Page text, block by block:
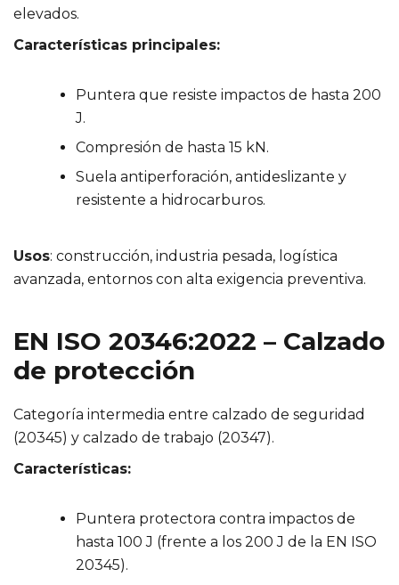
elevados.
Características principales:
Puntera que resiste impactos de hasta 200
J.
Compresión de hasta 15 kN.
Suela antiperforación, antideslizante y
resistente a hidrocarburos.
Usos: construcción, industria pesada, logística
avanzada, entornos con alta exigencia preventiva.
EN ISO 20346:2022 – Calzado
de protección
Categoría intermedia entre calzado de seguridad
(20345) y calzado de trabajo (20347).
Características:
Puntera protectora contra impactos de
hasta 100 J (frente a los 200 J de la EN ISO
20345).